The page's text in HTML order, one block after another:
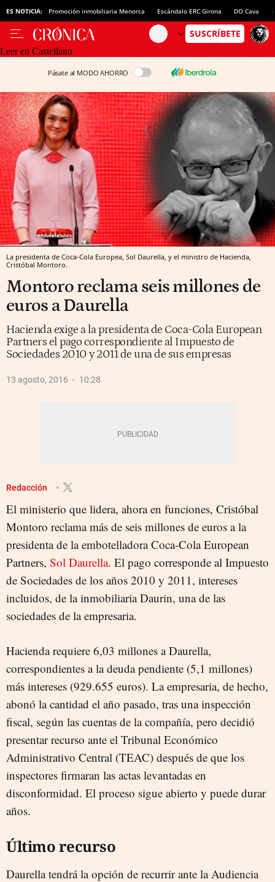
ES NOTICIA: Promoción inmobiliaria Menorca Escándalo ERC Girona DO Cava
Leer en Castellano
Pásate al MODO AHORRO
La presidenta de Coca-Cola Europea, Sol Daurella, y el ministro de Hacienda,
Cristóbal Montoro.
Montoro reclama seis millones de
euros a Daurella
Hacienda exige a la presidenta de Coca-Cola European
Partners el pago correspondiente al Impuesto de
Sociedades 2010 y 2011 de una de sus empresas
13 agosto, 2016 10:28
Redacción
El ministerio que lidera, ahora en funciones, Cristóbal
Montoro reclama más de seis millones de euros a la
presidenta de la embotelladora Coca-Cola European
Partners, Sol Daurella. El pago corresponde al Impuesto
de Sociedades de los años 2010 y 2011, intereses
incluidos, de la inmobiliaria Daurin, una de las
sociedades de la empresaria.
Hacienda requiere 6,03 millones a Daurella,
correspondientes a la deuda pendiente (5,1 millones)
más intereses (929.655 euros). La empresaria, de hecho,
abonó la cantidad el año pasado, tras una inspección
fiscal, según las cuentas de la compañía, pero decidió
presentar recurso ante el Tribunal Económico
Administrativo Central (TEAC) después de que los
inspectores firmaran las actas levantadas en
disconformidad. El proceso sigue abierto y puede durar
años.
Último recurso
Daurella tendrá la opción de recurrir ante la Audiencia